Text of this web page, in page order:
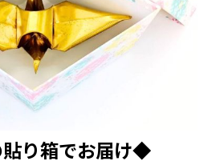
り箱でお届け◆